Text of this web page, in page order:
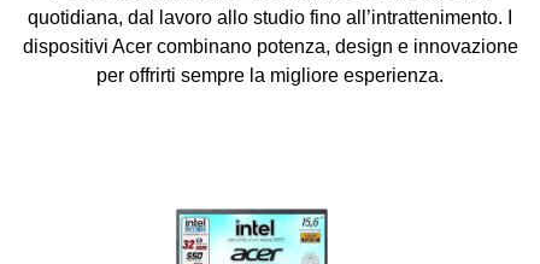
quotidiana, dal lavoro allo studio fino all’intrattenimento. I
dispositivi Acer combinano potenza, design e innovazione
per offrirti sempre la migliore esperienza.